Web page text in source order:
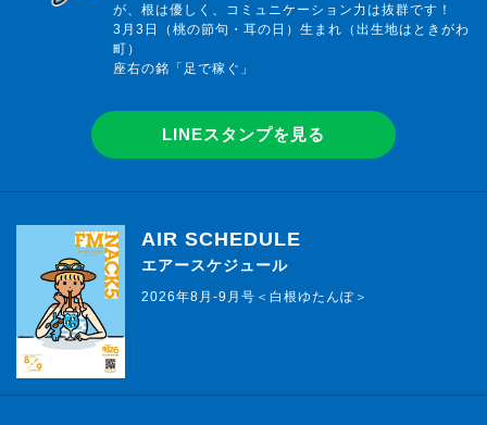
が、根は優しく、コミュニケーション力は抜群です！
3月3日（桃の節句・耳の日）生まれ（出生地はときがわ
町）
座右の銘「足で稼ぐ」
LINEスタンプを見る
AIR SCHEDULE
エアースケジュール
2026年8月-9月号＜白根ゆたんぽ＞